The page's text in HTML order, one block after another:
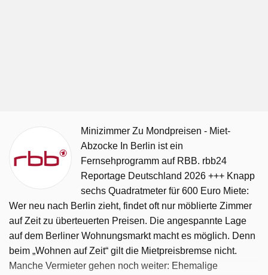
Minizimmer Zu Mondpreisen - Miet-
Abzocke In Berlin ist ein
Fernsehprogramm auf RBB. rbb24
Reportage Deutschland 2026 +++ Knapp
sechs Quadratmeter für 600 Euro Miete:
Wer neu nach Berlin zieht, findet oft nur möblierte Zimmer
auf Zeit zu überteuerten Preisen. Die angespannte Lage
auf dem Berliner Wohnungsmarkt macht es möglich. Denn
beim „Wohnen auf Zeit“ gilt die Mietpreisbremse nicht.
Manche Vermieter gehen noch weiter: Ehemalige